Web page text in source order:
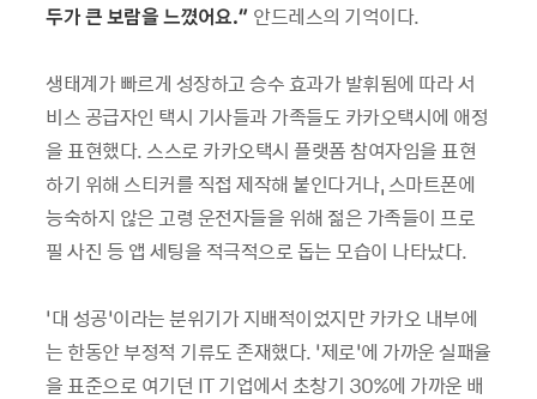
두가 큰 보람을 느꼈어요.” 안드레스의 기억이다.
생태계가 빠르게 성장하고 승수 효과가 발휘됨에 따라 서
비스 공급자인 택시 기사들과 가족들도 카카오택시에 애정
을 표현했다. 스스로 카카오택시 플랫폼 참여자임을 표현
하기 위해 스티커를 직접 제작해 붙인다거나, 스마트폰에
능숙하지 않은 고령 운전자들을 위해 젊은 가족들이 프로
필 사진 등 앱 세팅을 적극적으로 돕는 모습이 나타났다.
‘대 성공’이라는 분위기가 지배적이었지만 카카오 내부에
는 한동안 부정적 기류도 존재했다. ‘제로’에 가까운 실패율
을 표준으로 여기던 IT 기업에서 초창기 30%에 가까운 배